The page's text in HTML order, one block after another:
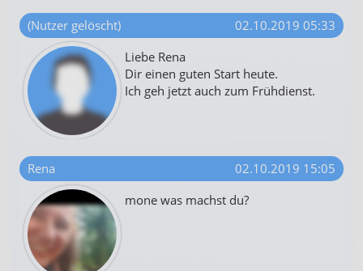
(Nutzer gelöscht)
02.10.2019 05:33
Liebe Rena
Dir einen guten Start heute.
Ich geh jetzt auch zum Frühdienst.
Rena
02.10.2019 15:05
mone was machst du?